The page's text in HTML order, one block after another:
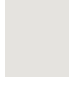
によって異なる